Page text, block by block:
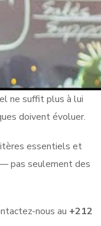
ne suffit plus à lui
doivent évoluer.
essentiels et
pas seulement des
nous au +212